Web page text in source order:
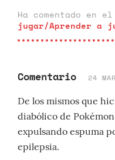
Ha comentado en
jugar/Aprender a
Comentario 24
De los mismos que
diabólico de
expulsando espuma
epilepsia.